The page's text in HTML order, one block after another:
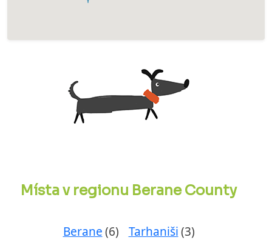
Místa v regionu Berane County
Berane(6) Tarhaniši(3)